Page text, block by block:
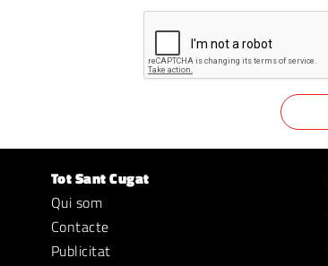
Tot Sant Cugat
Qui som
Contacte
Publicitat